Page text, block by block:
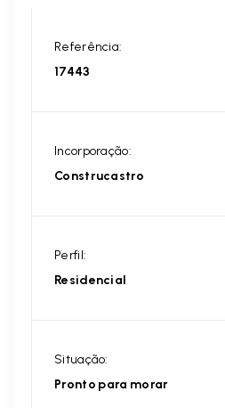
Referência:
17443
Incorporação:
Construcastro
Perfil:
Residencial
Situação:
Pronto para morar